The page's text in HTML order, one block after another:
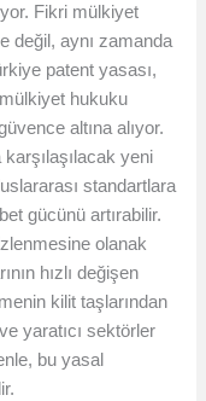
Fikri mülkiyet
değil, aynı zamanda
patent yasası,
hukuku
altına alıyor.
karşılaşılacak yeni
standartlara
gücünü artırabilir.
olanak
hızlı değişen
kilit taşlarından
yaratıcı sektörler
bu yasal